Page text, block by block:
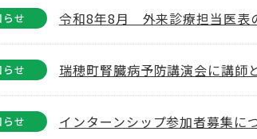
らせ 令和8年8月 外来診療担当医表
らせ 瑞穂町腎臓病予防講演会に講師
らせ インターンシップ参加者募集に